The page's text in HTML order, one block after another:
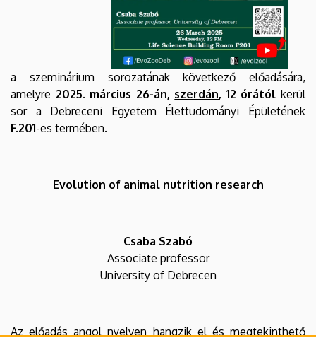
a szeminárium sorozatának következő előadására,
amelyre 2025. március 26-án, szerdán, 12 órától kerül
sor a Debreceni Egyetem Élettudományi Épületének
F.201-es termében.
Evolution of animal nutrition research
Csaba Szabó
Associate professor
University of Debrecen
Az előadás angol nyelven hangzik el és megtekinthető